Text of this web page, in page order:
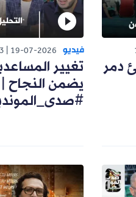
19-07-2026
17:13
تغيير المساعدين لا
يضمن النجاح |
#صدى_المونديال